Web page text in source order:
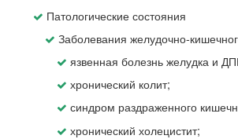
Патологические состояния
Заболевания желудочно-
язвенная болезнь желудка и
хронический колит;
синдром раздраженного
хронический холецистит;